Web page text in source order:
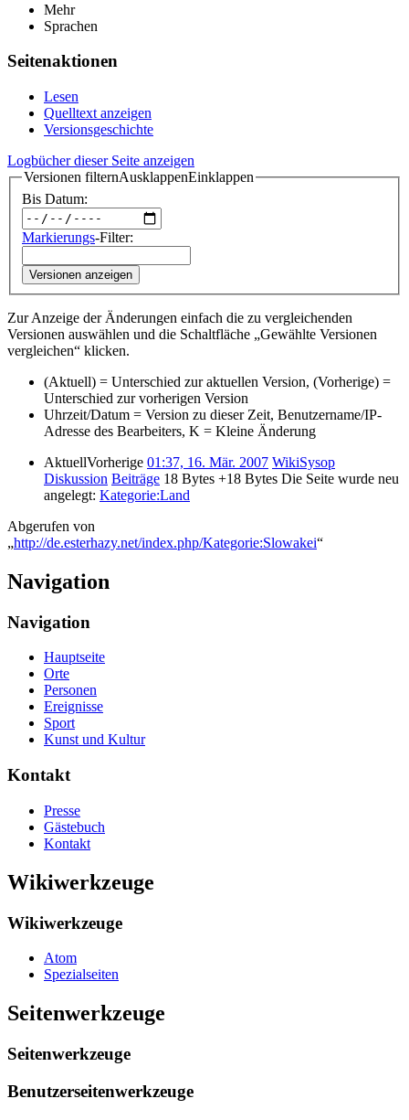
Mehr
Sprachen
Seitenaktionen
Lesen
Quelltext anzeigen
Versionsgeschichte
Logbücher dieser Seite anzeigen
Versionen filternAusklappenEinklappen
Bis Datum:
Markierungs-Filter:
Versionen anzeigen
Zur Anzeige der Änderungen einfach die zu vergleichenden
Versionen auswählen und die Schaltfläche „Gewählte Versionen
vergleichen“ klicken.
(Aktuell) = Unterschied zur aktuellen Version, (Vorherige) =
Unterschied zur vorherigen Version
Uhrzeit/Datum = Version zu dieser Zeit, Benutzername/IP-
Adresse des Bearbeiters, K = Kleine Änderung
AktuellVorherige 01:37, 16. Mär. 2007 WikiSysop
Diskussion Beiträge 18 Bytes +18 Bytes Die Seite wurde neu
angelegt: Kategorie:Land
Abgerufen von
„http://de.esterhazy.net/index.php/Kategorie:Slowakei“
Navigation
Navigation
Hauptseite
Orte
Personen
Ereignisse
Sport
Kunst und Kultur
Kontakt
Presse
Gästebuch
Kontakt
Wikiwerkzeuge
Wikiwerkzeuge
Atom
Spezialseiten
Seitenwerkzeuge
Seitenwerkzeuge
Benutzerseitenwerkzeuge